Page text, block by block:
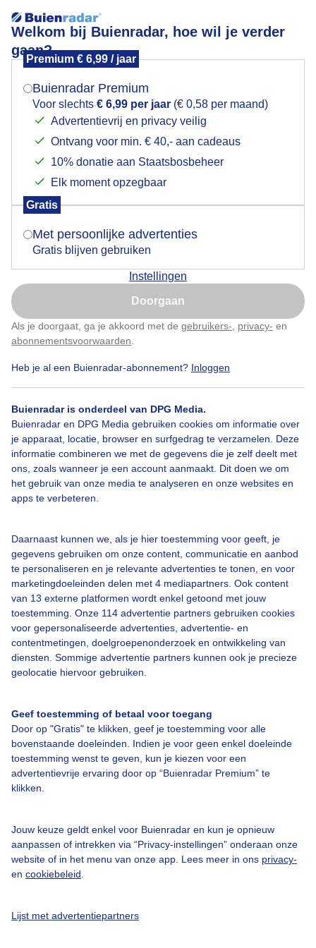
Welkom bij Buienradar, hoe wil je verder
gaan?
Premium € 6,99 / jaar
Buienradar Premium
Voor slechts € 6,99 per jaar (€ 0,58 per maand)
Advertentievrij en privacy veilig
Ontvang voor min. € 40,- aan cadeaus
10% donatie aan Staatsbosbeheer
Elk moment opzegbaar
Gratis
Met persoonlijke advertenties
Gratis blijven gebruiken
Instellingen
Doorgaan
Als je doorgaat, ga je akkoord met de gebruikers- privacy- en
abonnementsvoorwaarden
Heb je al een Buienradar-abonnement? Inloggen
Buienradar is onderdeel van DPG Media.
Buienradar en DPG Media gebruiken cookies om informatie over
je apparaat, locatie, browser en surfgedrag te verzamelen. Deze
informatie combineren we met de gegevens die je zelf deelt met
ons, zoals wanneer je een account aanmaakt. Dit doen we om
het gebruik van onze media te analyseren en onze websites en
apps te verbeteren.
Daarnaast kunnen we, als je hier toestemming voor geeft, je
gegevens gebruiken om onze content, communicatie en aanbod
te personaliseren en je relevante advertenties te tonen, en voor
marketingdoeleinden delen met 4 mediapartners. Ook content
van 13 externe platformen wordt enkel getoond met jouw
toestemming. Onze 114 advertentie partners gebruiken cookies
voor gepersonaliseerde advertenties, advertentie- en
contentmetingen, doelgroepenonderzoek en ontwikkeling van
diensten. Sommige advertentie partners kunnen ook je precieze
geolocatie hiervoor gebruiken.
Geef toestemming of betaal voor toegang
Door op "Gratis" te klikken, geef je toestemming voor alle
bovenstaande doeleinden. Indien je voor geen enkel doeleinde
toestemming wenst te geven, kun je kiezen voor een
advertentievrije ervaring door op “Buienradar Premium” te
klikken.
Jouw keuze geldt enkel voor Buienradar en kun je opnieuw
aanpassen of intrekken via “Privacy-instellingen” onderaan onze
website of in het menu van onze app. Lees meer in ons privacy-
en cookiebeleid
Lijst met advertentiepartners
Bui
met een flinke tegenwind
Door: Ton Wesselius
Bekijk slideshow
Een moment geduld aub...
Over Buienradar
Contact
Toegankelijkheid
Gebruikersvoorwaarden
Buienradar Team
Privacy beleid
Cookie beleid
Gratis weerdata
Mogen we je locatie gebruiken voor het
Indien je hier nog geen akkoord op hebt gegeven,
verschijnt er zo een pop-up uit je browser waarin
Is goed, toon de popup
Nu niet, misschien later
Klik hierom dit aan te passen